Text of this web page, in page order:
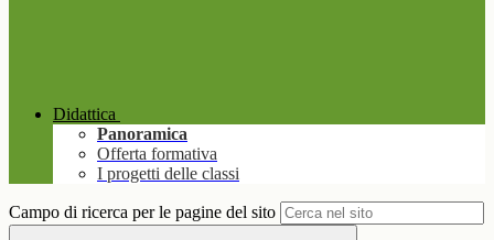
Didattica
Panoramica
Offerta formativa
I progetti delle classi
Campo di ricerca per le pagine del sito